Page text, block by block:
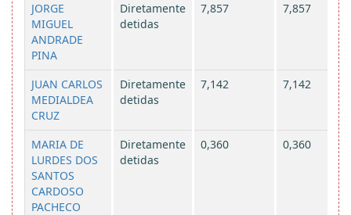
JORGE
MIGUEL
ANDRADE
PINA
Diretamente
detidas
7,857 7,857
JUAN CARLOS
MEDIALDEA
CRUZ
Diretamente
detidas
7,142 7,142
MARIA DE
LURDES DOS
SANTOS
CARDOSO
PACHECO
Diretamente
detidas
0,360 0,360